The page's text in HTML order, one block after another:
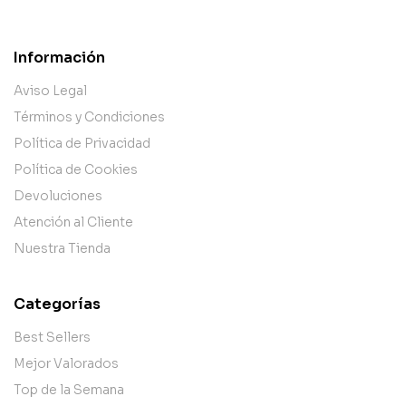
Información
Aviso Legal
Términos y Condiciones
Política de Privacidad
Política de Cookies
Devoluciones
Atención al Cliente
Nuestra Tienda
Categorías
Best Sellers
Mejor Valorados
Top de la Semana